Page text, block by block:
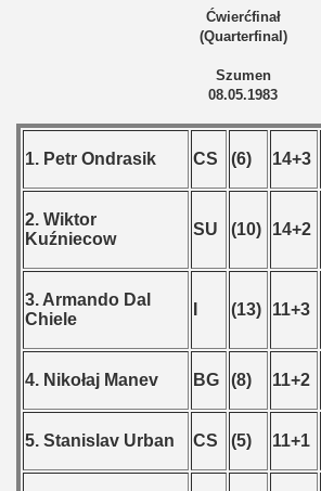
Ćwierćfinał
(Quarterfinal)
Szumen
08.05.1983
1. Petr Ondrasik CS (6) 14+3
2. Wiktor
Kuźniecow
SU (10) 14+2
3. Armando Dal
Chiele
(13) 11+3
4. Nikołaj Manev BG (8) 11+2
5. Stanislav Urban CS (5) 11+1